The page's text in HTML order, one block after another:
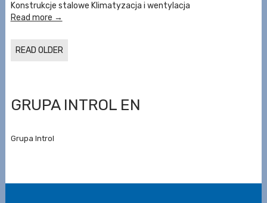
Konstrukcje stalowe Klimatyzacja i wentylacja
Read more →
READ OLDER
GRUPA INTROL EN
Grupa Introl